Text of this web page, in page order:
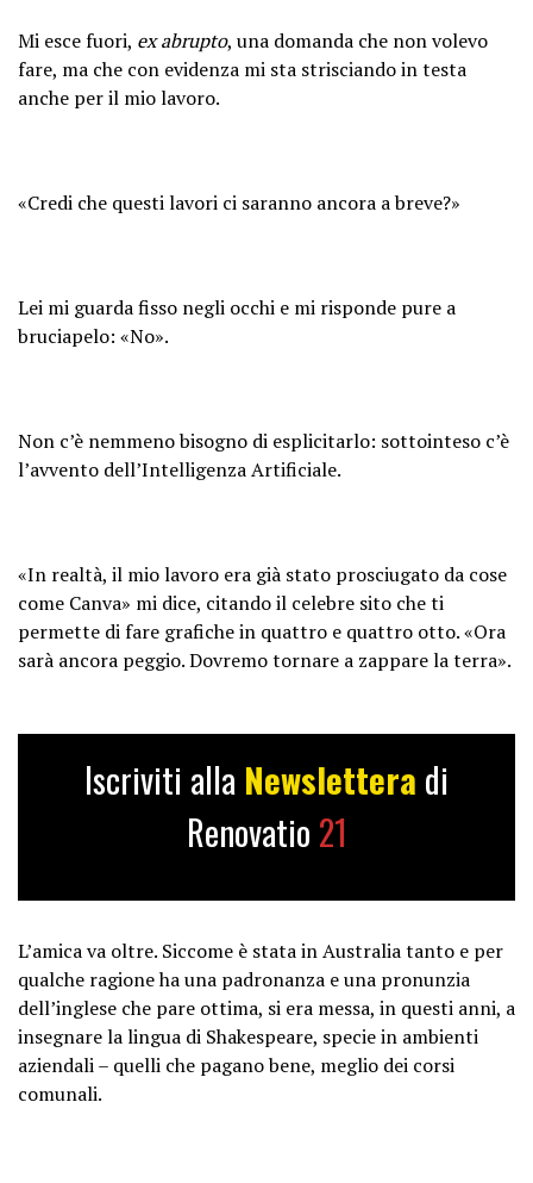
Mi esce fuori, ex abrupto, una domanda che non volevo
fare, ma che con evidenza mi sta strisciando in testa
anche per il mio lavoro.
«Credi che questi lavori ci saranno ancora a breve?»
Lei mi guarda fisso negli occhi e mi risponde pure a
bruciapelo: «No».
Non c’è nemmeno bisogno di esplicitarlo: sottointeso c’è
l’avvento dell’Intelligenza Artificiale.
«In realtà, il mio lavoro era già stato prosciugato da cose
come Canva» mi dice, citando il celebre sito che ti
permette di fare grafiche in quattro e quattro otto. «Ora
sarà ancora peggio. Dovremo tornare a zappare la terra».
Iscriviti alla Newslettera di
Renovatio 21
L’amica va oltre. Siccome è stata in Australia tanto e per
qualche ragione ha una padronanza e una pronunzia
dell’inglese che pare ottima, si era messa, in questi anni, a
insegnare la lingua di Shakespeare, specie in ambienti
aziendali – quelli che pagano bene, meglio dei corsi
comunali.